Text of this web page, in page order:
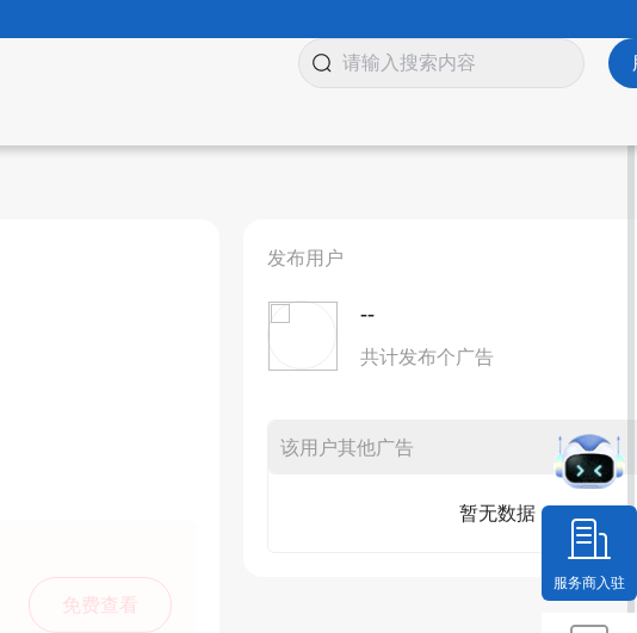
服务商入驻
免费查看
发布用户
--
共计发布个广告
该用户其他广告
暂无数据